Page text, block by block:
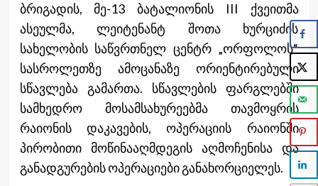
ბრიგადის, მე-13 ბატალიონის III ქვეითმა
ასეულმა, ლეიტენანტ შოთა ხურციძის
სახელობის საწვრთნელ ცენტრ „ორფოლოს“
სასროლეთზე ამოცანაზე ორიენტირებული
სწავლება გამართა. სწავლების ფარგლებში
სამხედრო მოსამსახურეებმა თავმოყრის
რაიონის დაკავების, ოპერაციის რაიონში
პირობითი მოწინააღმდეგის აღმოჩენისა და
განადგურების ოპერაციები განახორციელეს.